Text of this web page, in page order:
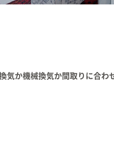
換気か機械換気か間取りに合わ